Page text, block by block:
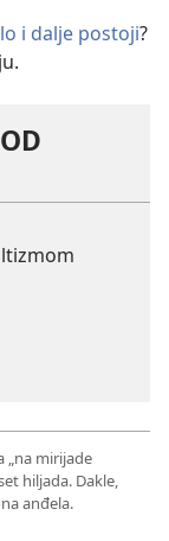
i dalje postoji?
„na mirijade
hiljada. Dakle,
anđela.